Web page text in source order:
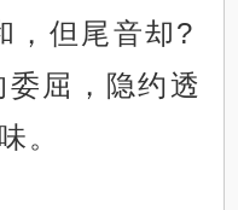
，但尾音却?
屈，隐约透
。